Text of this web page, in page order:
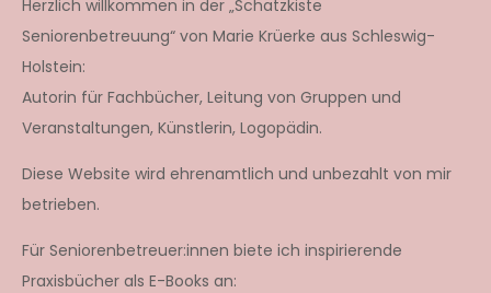
Herzlich willkommen in der „Schatzkiste
Seniorenbetreuung“ von Marie Krüerke aus Schleswig-
Holstein:
Autorin für Fachbücher, Leitung von Gruppen und
Veranstaltungen, Künstlerin, Logopädin.
Diese Website wird ehrenamtlich und unbezahlt von mir
betrieben.
Für Seniorenbetreuer:innen biete ich inspirierende
Praxisbücher als E-Books an: